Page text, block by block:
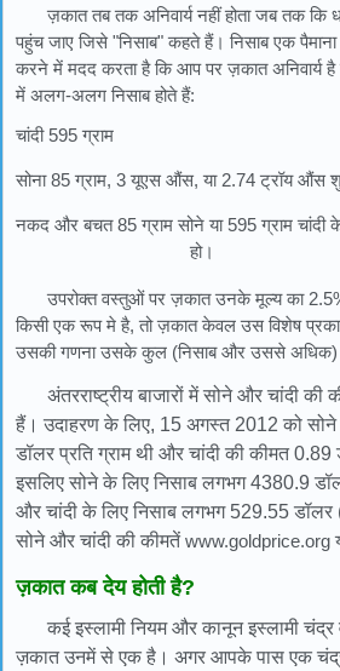
ज़कात तब तक अनिवार्य नहीं होता जब तक
पहुंच जाए जिसे "निसाब" कहते हैं। निसाब एक पैमाना
करने में मदद करता है कि आप पर ज़कात अनिवार्य है
में अलग-अलग निसाब होते हैं:
चांदी 595 ग्राम
सोना 85 ग्राम, 3 यूएस औंस, या 2.74 ट्रॉय औंस
नकद और बचत 85 ग्राम सोने या 595 ग्राम चांदी
हो।
उपरोक्त वस्तुओं पर ज़कात उनके मूल्य का
किसी एक रूप मे है, तो ज़कात केवल उस विशेष
उसकी गणना उसके कुल (निसाब और उससे अधिक)
अंतरराष्ट्रीय बाजारों में सोने और चांदी की
हैं। उदाहरण के लिए, 15 अगस्त 2012 को
डॉलर प्रति ग्राम थी और चांदी की कीमत 0.89
इसलिए सोने के लिए निसाब लगभग 4380.9
और चांदी के लिए निसाब लगभग 529.55 डॉलर
सोने और चांदी की कीमतेंwww.goldprice.org
ज़कात कब देय होती है?
कई इस्लामी नियम और कानून इस्लामी चंद्र
ज़कात उनमें से एक है। अगर आपके पास एक चंद्र